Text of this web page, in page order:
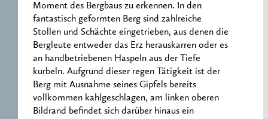
Moment des Bergbaus zu erkennen. In den
fantastisch geformten Berg sind zahlreiche
Stollen und Schächte eingetrieben, aus denen die
Bergleute entweder das Erz herauskarren oder es
an handbetriebenen Haspeln aus der Tiefe
kurbeln. Aufgrund dieser regen Tätigkeit ist der
Berg mit Ausnahme seines Gipfels bereits
vollkommen kahlgeschlagen, am linken oberen
Bildrand befindet sich darüber hinaus ein